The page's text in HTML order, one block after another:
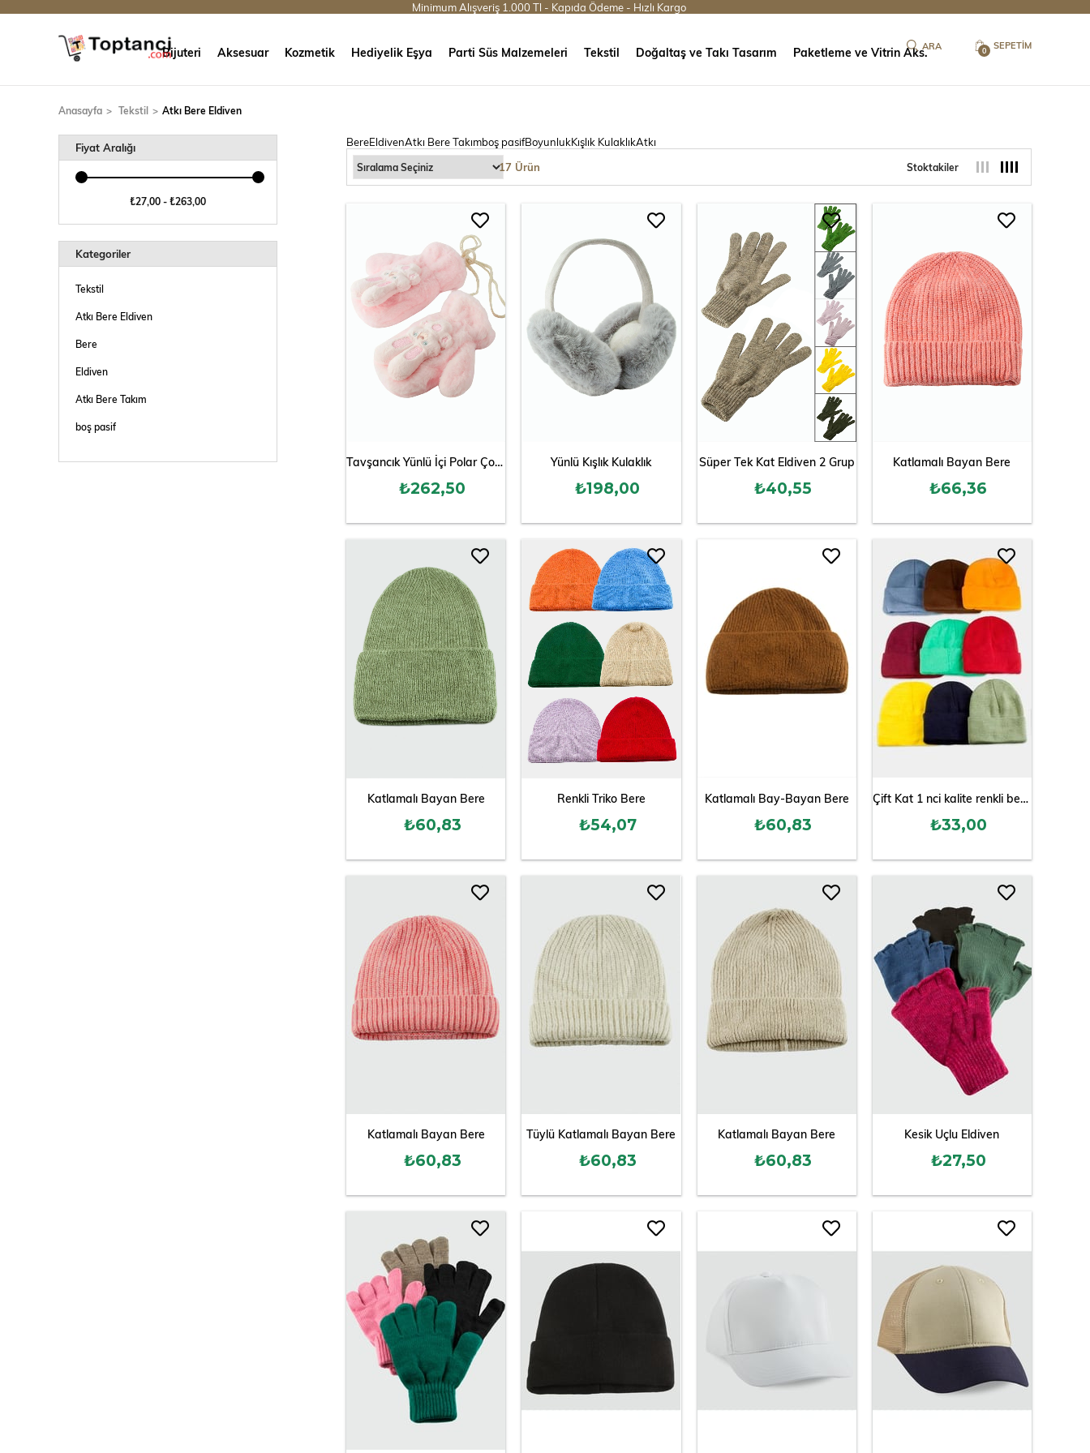
Minimum Alışveriş 1.000 Tl - Kapıda Ödeme - Hızlı Kargo
SEPETIM
0
Bijuteri Aksesuar Kozmetik Hediyelik Eşya Parti Süs Malzemeleri Tekstil Doğaltaş ve Takı Tasarım Paketleme ve Vitrin Aks.
Anasayfa Tekstil Atkı Bere Eldiven
Fiyat Aralığı
₺27,00 - ₺263,00
Kategoriler
Tekstil
Atkı Bere Eldiven
Bere
Eldiven
Atkı Bere Takım
boş pasif
BereEldivenAtkı Bere Takımboş pasifBoyunlukKışlık KulaklıkAtkı
Stoktakiler
17 Ürün
Tavşancık Yünlü İçi Polar Çocuk Eldiven
₺262,50
Yünlü Kışlık Kulaklık
₺198,00
Süper Tek Kat Eldiven 2 Grup
₺40,55
Katlamalı Bayan Bere
₺66,36
Katlamalı Bayan Bere
₺60,83
Renkli Triko Bere
₺54,07
Katlamalı Bay-Bayan Bere
₺60,83
Çift Kat 1 nci kalite renkli bere ( Toptan Bere Eldiven )
₺33,00
Katlamalı Bayan Bere
₺60,83
Tüylü Katlamalı Bayan Bere
₺60,83
Katlamalı Bayan Bere
₺60,83
Kesik Uçlu Eldiven
₺27,50